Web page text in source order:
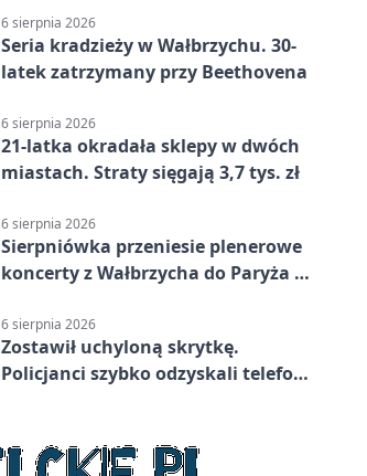
6 sierpnia 2026
Seria kradzieży w Wałbrzychu. 30-
latek zatrzymany przy Beethovena
6 sierpnia 2026
21-latka okradała sklepy w dwóch
miastach. Straty sięgają 3,7 tys. zł
6 sierpnia 2026
Sierpniówka przeniesie plenerowe
koncerty z Wałbrzycha do Paryża i
6 sierpnia 2026
Zostawił uchyloną skrytkę.
Policjanci szybko odzyskali telefon